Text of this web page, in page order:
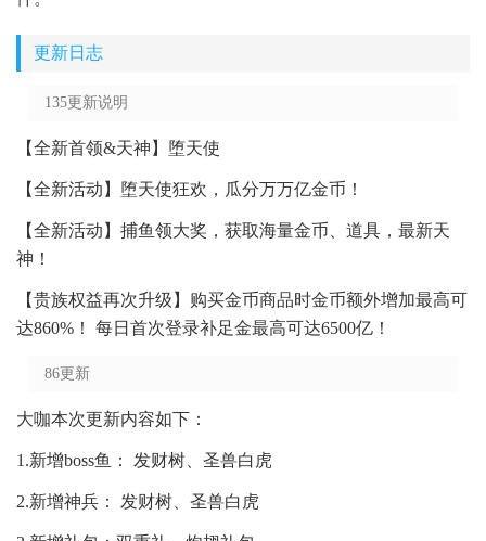
更新日志
135更新说明
【全新首领&天神】堕天使
【全新活动】堕天使狂欢，瓜分万万亿金币！
【全新活动】捕鱼领大奖，获取海量金币、道具，最新天
神！
【贵族权益再次升级】购买金币商品时金币额外增加最高可
达860%！ 每日首次登录补足金最高可达6500亿！
86更新
大咖本次更新内容如下：
1.新增boss鱼： 发财树、圣兽白虎
2.新增神兵： 发财树、圣兽白虎